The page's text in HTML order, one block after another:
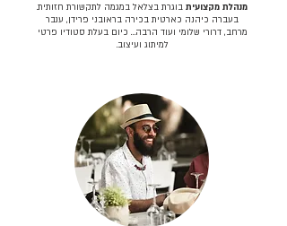
מנהלת מקצועית בוגרת בצלאל במגמה לתקשורת חזותית.
בעברה כיהנה כארטית בכירה בראובני פרידן, ענבר
מרחב, דרורי שלומי ועוד הרבה… כיום בעלת סטודיו פרטי
למיתוג ועיצוב.